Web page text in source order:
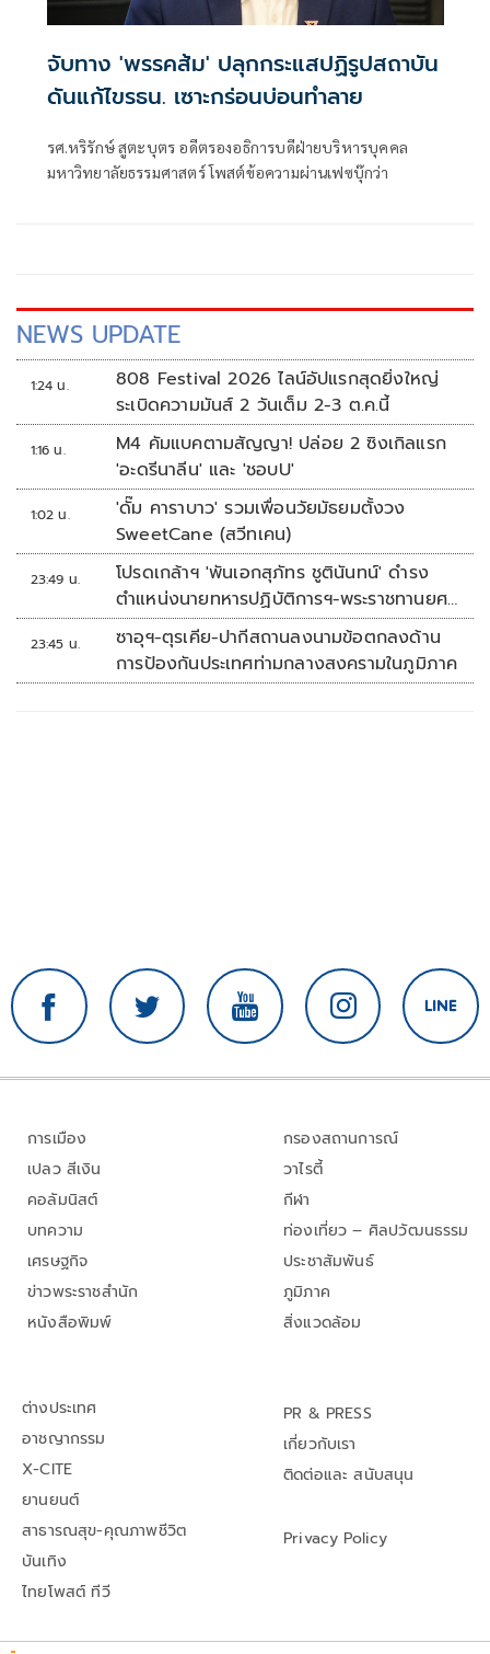
จับทาง 'พรรคส้ม' ปลุกกระแสปฏิรูปสถาบัน
ดันแก้ไขรธน. เซาะกร่อนบ่อนทำลาย
รศ.หริรักษ์ สูตะบุตร อดีตรองอธิการบดีฝ่ายบริหารบุคคล
มหาวิทยาลัยธรรมศาสตร์ โพสต์ข้อความผ่านเฟซบุ๊กว่า
NEWS UPDATE
1:24 น.
808 Festival 2026 ไลน์อัปแรกสุดยิ่งใหญ่
ระเบิดความมันส์ 2 วันเต็ม 2-3 ต.ค.นี้
1:16 น.
M4 คัมแบคตามสัญญา! ปล่อย 2 ซิงเกิลแรก
'อะดรีนาลีน' และ 'ชอบU'
1:02 น.
'ดั๊ม คาราบาว' รวมเพื่อนวัยมัธยมตั้งวง
SweetCane (สวีทเคน)
23:49 น.
โปรดเกล้าฯ 'พันเอกสุภัทร ชูตินันทน์' ดำรง
ตำแหน่งนายทหารปฏิบัติการฯ-พระราชทานยศ
'พลตรี'
23:45 น.
ซาอุฯ-ตุรเคีย-ปากีสถานลงนามข้อตกลงด้าน
การป้องกันประเทศท่ามกลางสงครามในภูมิภาค
การเมือง
เปลว สีเงิน
คอลัมนิสต์
บทความ
เศรษฐกิจ
ข่าวพระราชสำนัก
หนังสือพิมพ์
กรองสถานการณ์
วาไรตี้
กีฬา
ท่องเที่ยว – ศิลปวัฒนธรรม
ประชาสัมพันธ์
ภูมิภาค
สิ่งแวดล้อม
ต่างประเทศ
อาชญากรรม
X-CITE
ยานยนต์
สาธารณสุข-คุณภาพชีวิต
บันเทิง
ไทยโพสต์ ทีวี
PR & PRESS
เกี่ยวกับเรา
ติดต่อและ สนับสนุน
Privacy Policy